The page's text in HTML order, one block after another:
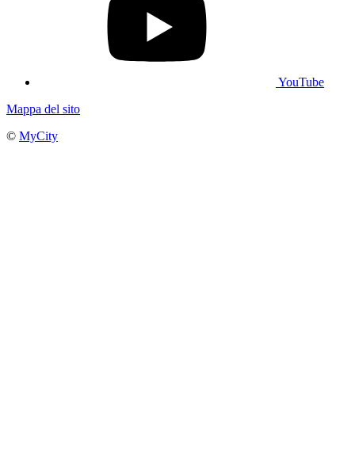
YouTube
Mappa del sito
© MyCity